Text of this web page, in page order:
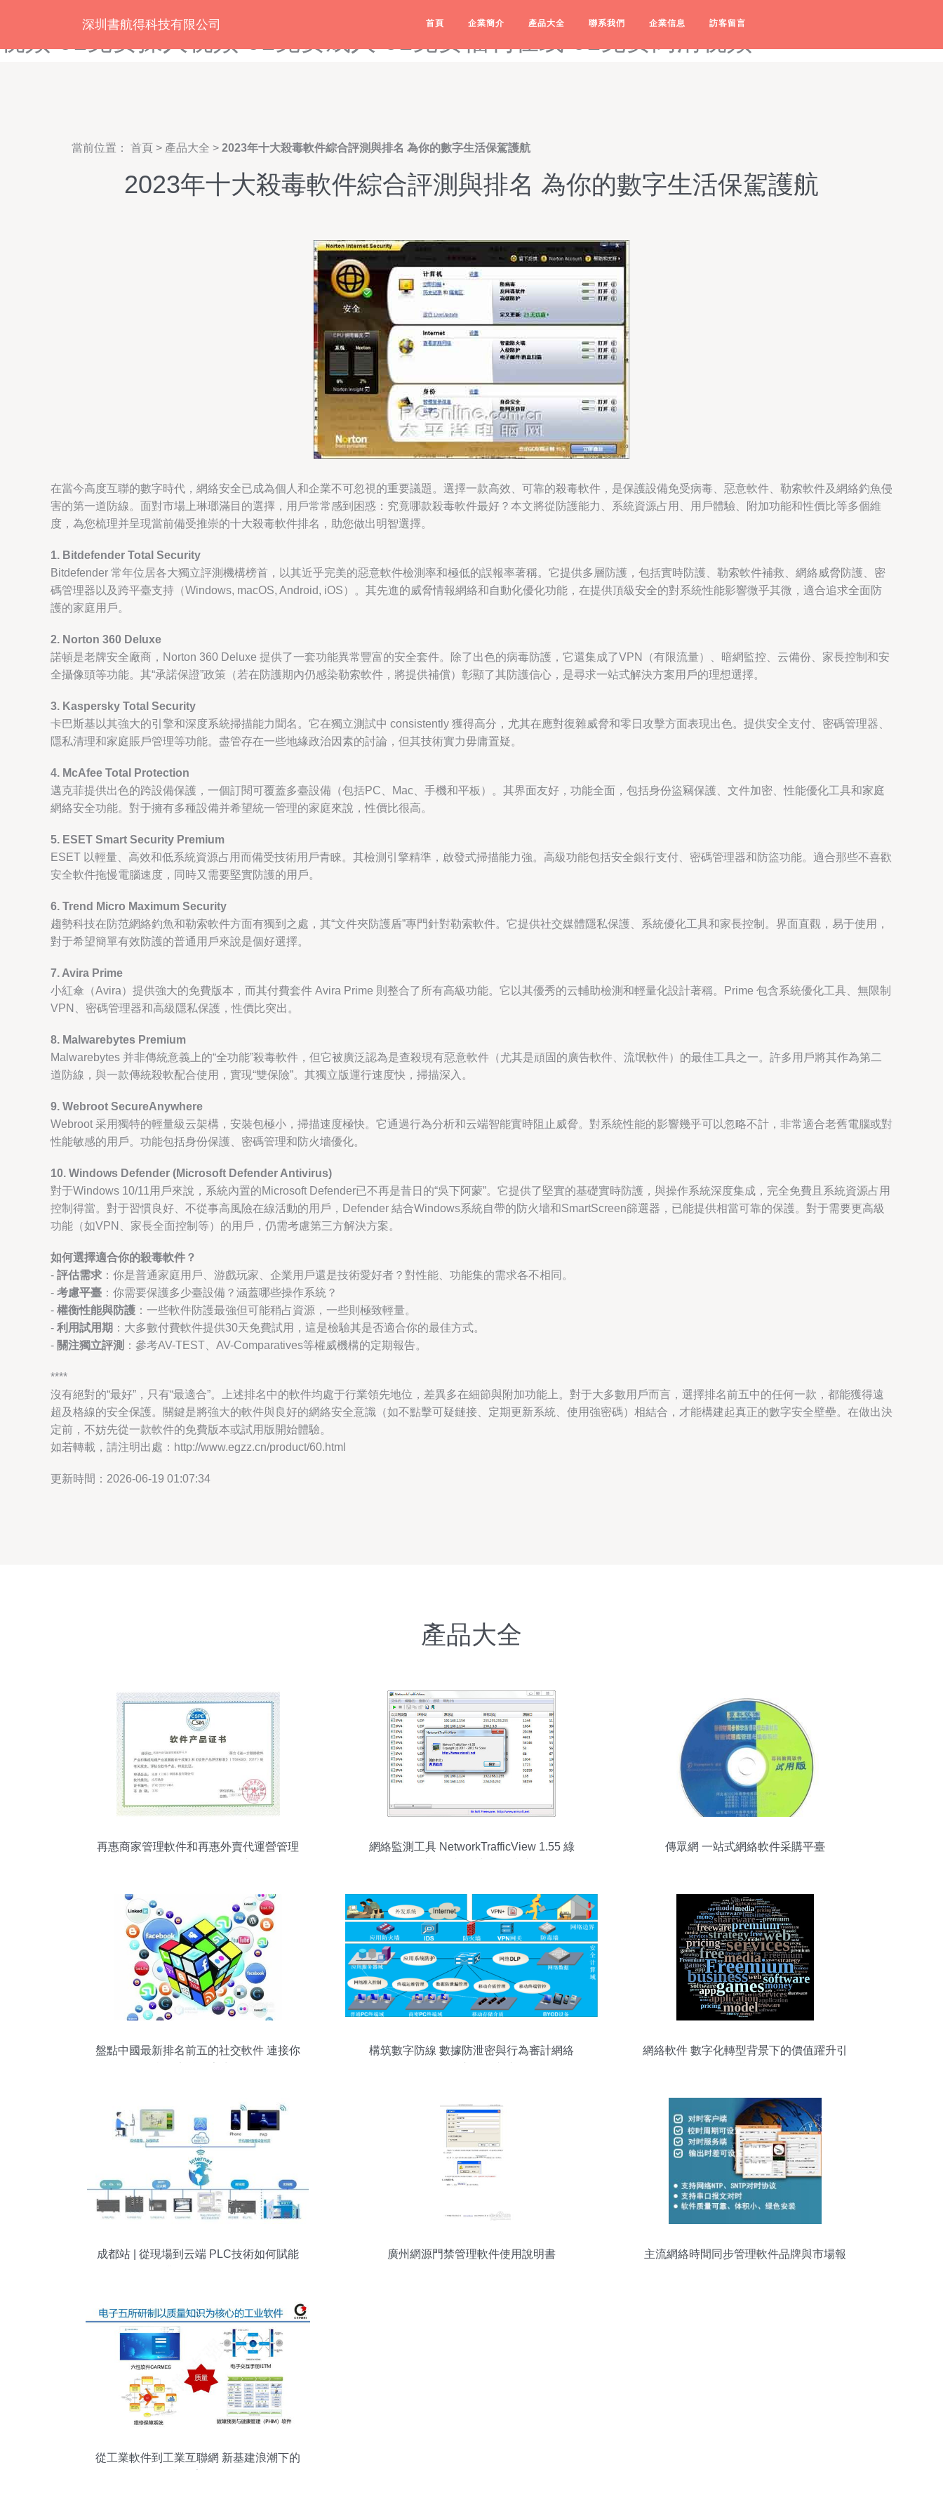
91免费版短视频-91免费版黄片-91免费版九幺-91免费版视频-91免费播放-91免费播放
深圳書航得科技有限公司 首頁 企業簡介 產品大全 聯系我們 企業信息 訪客留言
當前位置： 首頁 > 產品大全 > 2023年十大殺毒軟件綜合評測與排名 為你的數字生活保駕護航
2023年十大殺毒軟件綜合評測與排名 為你的數字生活保駕護航
在當今高度互聯的數字時代，網絡安全已成為個人和企業不可忽視的重要議題。選擇一款高效、可靠的殺毒軟件，是保護設備免受病毒、惡意軟件、勒索軟件及網絡釣魚侵
害的第一道防線。面對市場上琳瑯滿目的選擇，用戶常常感到困惑：究竟哪款殺毒軟件最好？本文將從防護能力、系統資源占用、用戶體驗、附加功能和性價比等多個維
度，為您梳理并呈現當前備受推崇的十大殺毒軟件排名，助您做出明智選擇。
1. Bitdefender Total Security
Bitdefender 常年位居各大獨立評測機構榜首，以其近乎完美的惡意軟件檢測率和極低的誤報率著稱。它提供多層防護，包括實時防護、勒索軟件補救、網絡威脅防護、密
碼管理器以及跨平臺支持（Windows, macOS, Android, iOS）。其先進的威脅情報網絡和自動化優化功能，在提供頂級安全的對系統性能影響微乎其微，適合追求全面防
護的家庭用戶。
2. Norton 360 Deluxe
諾頓是老牌安全廠商，Norton 360 Deluxe 提供了一套功能異常豐富的安全套件。除了出色的病毒防護，它還集成了VPN（有限流量）、暗網監控、云備份、家長控制和安
全攝像頭等功能。其“承諾保證”政策（若在防護期內仍感染勒索軟件，將提供補償）彰顯了其防護信心，是尋求一站式解決方案用戶的理想選擇。
3. Kaspersky Total Security
卡巴斯基以其強大的引擎和深度系統掃描能力聞名。它在獨立測試中 consistently 獲得高分，尤其在應對復雜威脅和零日攻擊方面表現出色。提供安全支付、密碼管理器、
隱私清理和家庭賬戶管理等功能。盡管存在一些地緣政治因素的討論，但其技術實力毋庸置疑。
4. McAfee Total Protection
邁克菲提供出色的跨設備保護，一個訂閱可覆蓋多臺設備（包括PC、Mac、手機和平板）。其界面友好，功能全面，包括身份盜竊保護、文件加密、性能優化工具和家庭
網絡安全功能。對于擁有多種設備并希望統一管理的家庭來說，性價比很高。
5. ESET Smart Security Premium
ESET 以輕量、高效和低系統資源占用而備受技術用戶青睞。其檢測引擎精準，啟發式掃描能力強。高級功能包括安全銀行支付、密碼管理器和防盜功能。適合那些不喜歡
安全軟件拖慢電腦速度，同時又需要堅實防護的用戶。
6. Trend Micro Maximum Security
趨勢科技在防范網絡釣魚和勒索軟件方面有獨到之處，其“文件夾防護盾”專門針對勒索軟件。它提供社交媒體隱私保護、系統優化工具和家長控制。界面直觀，易于使用，
對于希望簡單有效防護的普通用戶來說是個好選擇。
7. Avira Prime
小紅傘（Avira）提供強大的免費版本，而其付費套件 Avira Prime 則整合了所有高級功能。它以其優秀的云輔助檢測和輕量化設計著稱。Prime 包含系統優化工具、無限制
VPN、密碼管理器和高級隱私保護，性價比突出。
8. Malwarebytes Premium
Malwarebytes 并非傳統意義上的“全功能”殺毒軟件，但它被廣泛認為是查殺現有惡意軟件（尤其是頑固的廣告軟件、流氓軟件）的最佳工具之一。許多用戶將其作為第二
道防線，與一款傳統殺軟配合使用，實現“雙保險”。其獨立版運行速度快，掃描深入。
9. Webroot SecureAnywhere
Webroot 采用獨特的輕量級云架構，安裝包極小，掃描速度極快。它通過行為分析和云端智能實時阻止威脅。對系統性能的影響幾乎可以忽略不計，非常適合老舊電腦或對
性能敏感的用戶。功能包括身份保護、密碼管理和防火墻優化。
10. Windows Defender (Microsoft Defender Antivirus)
對于Windows 10/11用戶來說，系統內置的Microsoft Defender已不再是昔日的“吳下阿蒙”。它提供了堅實的基礎實時防護，與操作系統深度集成，完全免費且系統資源占用
控制得當。對于習慣良好、不從事高風險在線活動的用戶，Defender 結合Windows系統自帶的防火墻和SmartScreen篩選器，已能提供相當可靠的保護。對于需要更高級
功能（如VPN、家長全面控制等）的用戶，仍需考慮第三方解決方案。
如何選擇適合你的殺毒軟件？
- 評估需求 ：你是普通家庭用戶、游戲玩家、企業用戶還是技術愛好者？對性能、功能集的需求各不相同。
- 考慮平臺 ：你需要保護多少臺設備？涵蓋哪些操作系統？
- 權衡性能與防護 ：一些軟件防護最強但可能稍占資源，一些則極致輕量。
- 利用試用期 ：大多數付費軟件提供30天免費試用，這是檢驗其是否適合你的最佳方式。
- 關注獨立評測 ：參考AV-TEST、AV-Comparatives等權威機構的定期報告。
****
沒有絕對的“最好”，只有“最適合”。上述排名中的軟件均處于行業領先地位，差異多在細節與附加功能上。對于大多數用戶而言，選擇排名前五中的任何一款，都能獲得遠
超及格線的安全保護。關鍵是將強大的軟件與良好的網絡安全意識（如不點擊可疑鏈接、定期更新系統、使用強密碼）相結合，才能構建起真正的數字安全壁壘。在做出決
定前，不妨先從一款軟件的免費版本或試用版開始體驗。
如若轉載，請注明出處：http://www.egzz.cn/product/60.html
更新時間：2026-06-19 01:07:34
產品大全
再惠商家管理軟件和再惠外賣代運營管理
網絡監測工具 NetworkTrafficView 1.55 綠
傳眾網 一站式網絡軟件采購平臺
盤點中國最新排名前五的社交軟件 連接你
構筑數字防線 數據防泄密與行為審計網絡
網絡軟件 數字化轉型背景下的價值躍升引
成都站 | 從現場到云端 PLC技術如何賦能
廣州網源門禁管理軟件使用說明書
主流網絡時間同步管理軟件品牌與市場報
從工業軟件到工業互聯網 新基建浪潮下的